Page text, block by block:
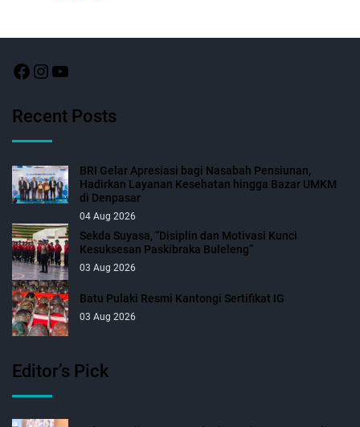
Recent Posts
BRI Gelar Apresiasi bagi Nasabah Pensiunan,
Hadirkan Layanan Kesehatan hingga Bazar UMKM
di Denpasar
04 Aug 2026
Sekda Suyasa, “Disiplin dan Motivasi Kunci
Kesuksesan Paskibraka Buleleng”
03 Aug 2026
Batu Pulaki Resmi Kantongi Sertifikat IG
03 Aug 2026
Editor’s Pick